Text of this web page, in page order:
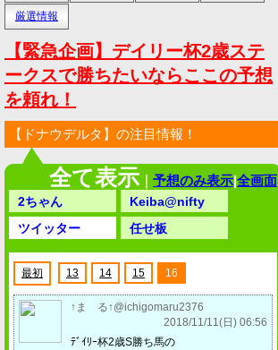
厳選情報
【緊急企画】デイリー杯2歳ステ
ークスで勝ちたいならここの予想
を頼れ！
【ドナウデルタ】の注目情報！
全て表示 ｜ 予想のみ表示|全画面
2ちゃん
Keiba@nifty
ツイッター
任せ板
最初 13 14 15 16
↑ま る↑@ichigomaru2376
2018/11/11(日) 06:56
ﾃﾞｲﾘｰ杯2歳S勝ち馬の